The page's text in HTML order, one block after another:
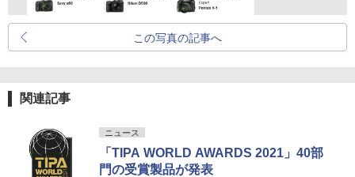
この写真の記事へ
関連記事
ニュース
「TIPA WORLD AWARDS 2021」40部
門の受賞製品が発表